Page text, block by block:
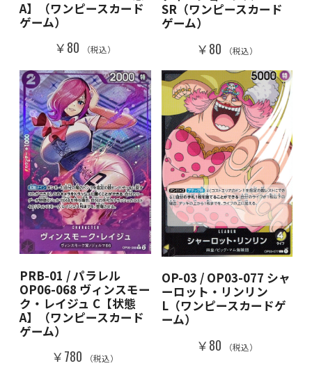
A】（ワンピースカード
ゲーム）
￥80 （税込）
SR（ワンピースカード
ゲーム）
￥80 （税込）
PRB-01 / パラレル
OP06-068 ヴィンスモー
ク・レイジュ C【状態
A】（ワンピースカード
ゲーム）
￥780 （税込）
OP-03 / OP03-077 シャ
ーロット・リンリン
L（ワンピースカードゲ
ーム）
￥80 （税込）